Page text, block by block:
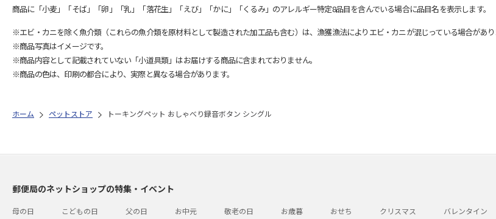
商品に「小麦」「そば」「卵」「乳」「落花生」「えび」「かに」「くるみ」のアレルギー特定8品目を含んでいる場合に品目名を表示します。
※エビ・カニを除く魚介類（これらの魚介類を原材料として製造された加工品も含む）は、漁獲漁法によりエビ・カニが混じっている場合があ
※商品写真はイメージです。
※商品内容として記載されていない「小道具類」はお届けする商品に含まれておりません。
※商品の色は、印刷の都合により、実際と異なる場合があります。
ホーム ペットストア トーキングペット おしゃべり録音ボタン シングル
郵便局のネットショップの特集・イベント
母の日 こどもの日 父の日 お中元 敬老の日 お歳暮 おせち クリスマス バレンタイン